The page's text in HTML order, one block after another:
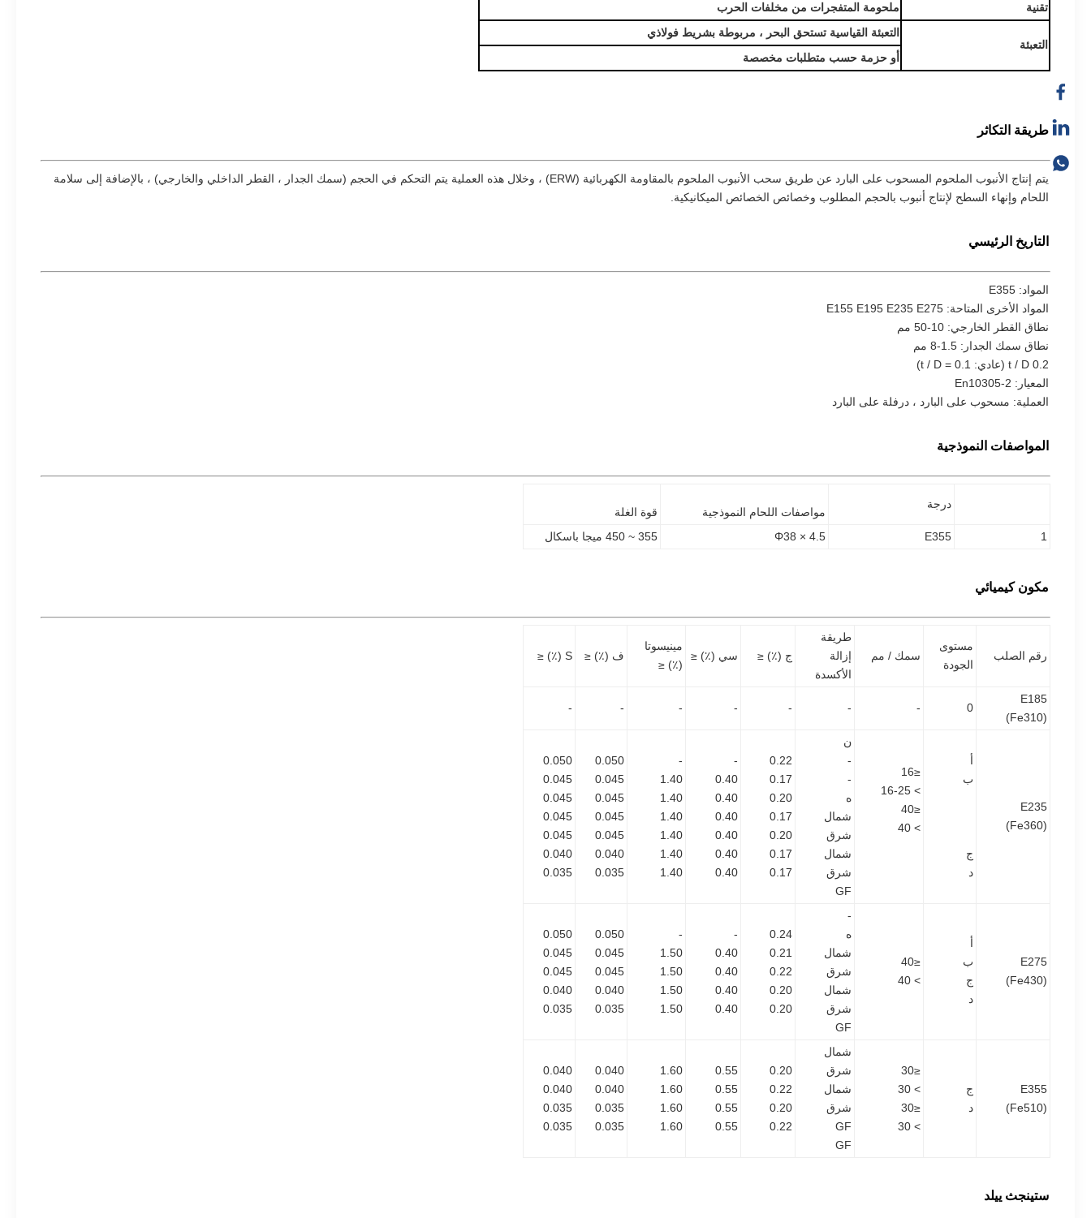
تقنية
ملحومة المتفجرات من مخلفات الحرب
التعبئة
التعبئة القياسية تستحق البحر ، مربوطة بشريط فولاذي
أو حزمة حسب متطلبات مخصصة
طريقة التكاثر
يتم إنتاج الأنبوب الملحوم المسحوب على البارد عن طريق سحب الأنبوب الملحوم بالمقاومة الكهربائية (ERW) ، وخلال هذه العملية يتم التحكم في الحجم (سمك الجدار ، القطر الداخلي والخارجي) ، بالإضافة إلى سلامة
اللحام وإنهاء السطح لإنتاج أنبوب بالحجم المطلوب وخصائص الخصائص الميكانيكية.
التاريخ الرئيسي
المواد: E355
المواد الأخرى المتاحة: E155 E195 E235 E275
نطاق القطر الخارجي: 10-50 مم
نطاق سمك الجدار: 1.5-8 مم
t / D 0.2 (عادي: t / D = 0.1)
المعيار: En10305-2
العملية: مسحوب على البارد ، درفلة على البارد
المواصفات النموذجية
درجة
مواصفات اللحام النموذجية
قوة الغلة
1
E355
Φ38 × 4.5 355 ~ 450 ميجا باسكال
مكون كيميائي
رقم الصلب
مستوى
الجودة
سمك / مم
طريقة
إزالة
الأكسدة
ج (٪) ≤ سي (٪) ≤
مينيسوتا
(٪) ≤
ف (٪) ≤ S (٪) ≤
E185
(Fe310)
0
-
-
-
-
-
-
-
E235
(Fe360)
أ
ب
ج
د
≤16
> 16-25
≤40
> 40
ن
-
-
ه
شمال
شرق
شمال
شرق
GF
0.22
0.17
0.20
0.17
0.20
0.17
0.17
-
0.40
0.40
0.40
0.40
0.40
0.40
-
1.40
1.40
1.40
1.40
1.40
1.40
0.050
0.045
0.045
0.045
0.045
0.040
0.035
0.050
0.045
0.045
0.045
0.045
0.040
0.035
E275
(Fe430)
أ
ب
ج
د
≤40
> 40
-
ه
شمال
شرق
شمال
شرق
GF
0.24
0.21
0.22
0.20
0.20
-
0.40
0.40
0.40
0.40
-
1.50
1.50
1.50
1.50
0.050
0.045
0.045
0.040
0.035
0.050
0.045
0.045
0.040
0.035
E355
(Fe510)
ج
د
≤30
> 30
≤30
> 30
شمال
شرق
شمال
شرق
GF
GF
0.20
0.22
0.20
0.22
0.55
0.55
0.55
0.55
1.60
1.60
1.60
1.60
0.040
0.040
0.035
0.035
0.040
0.040
0.035
0.035
ستينجث ييلد